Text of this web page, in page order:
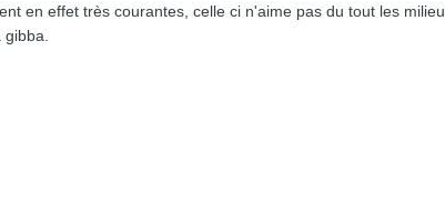
en effet très courantes, celle ci n'aime pas du tout les
gibba.